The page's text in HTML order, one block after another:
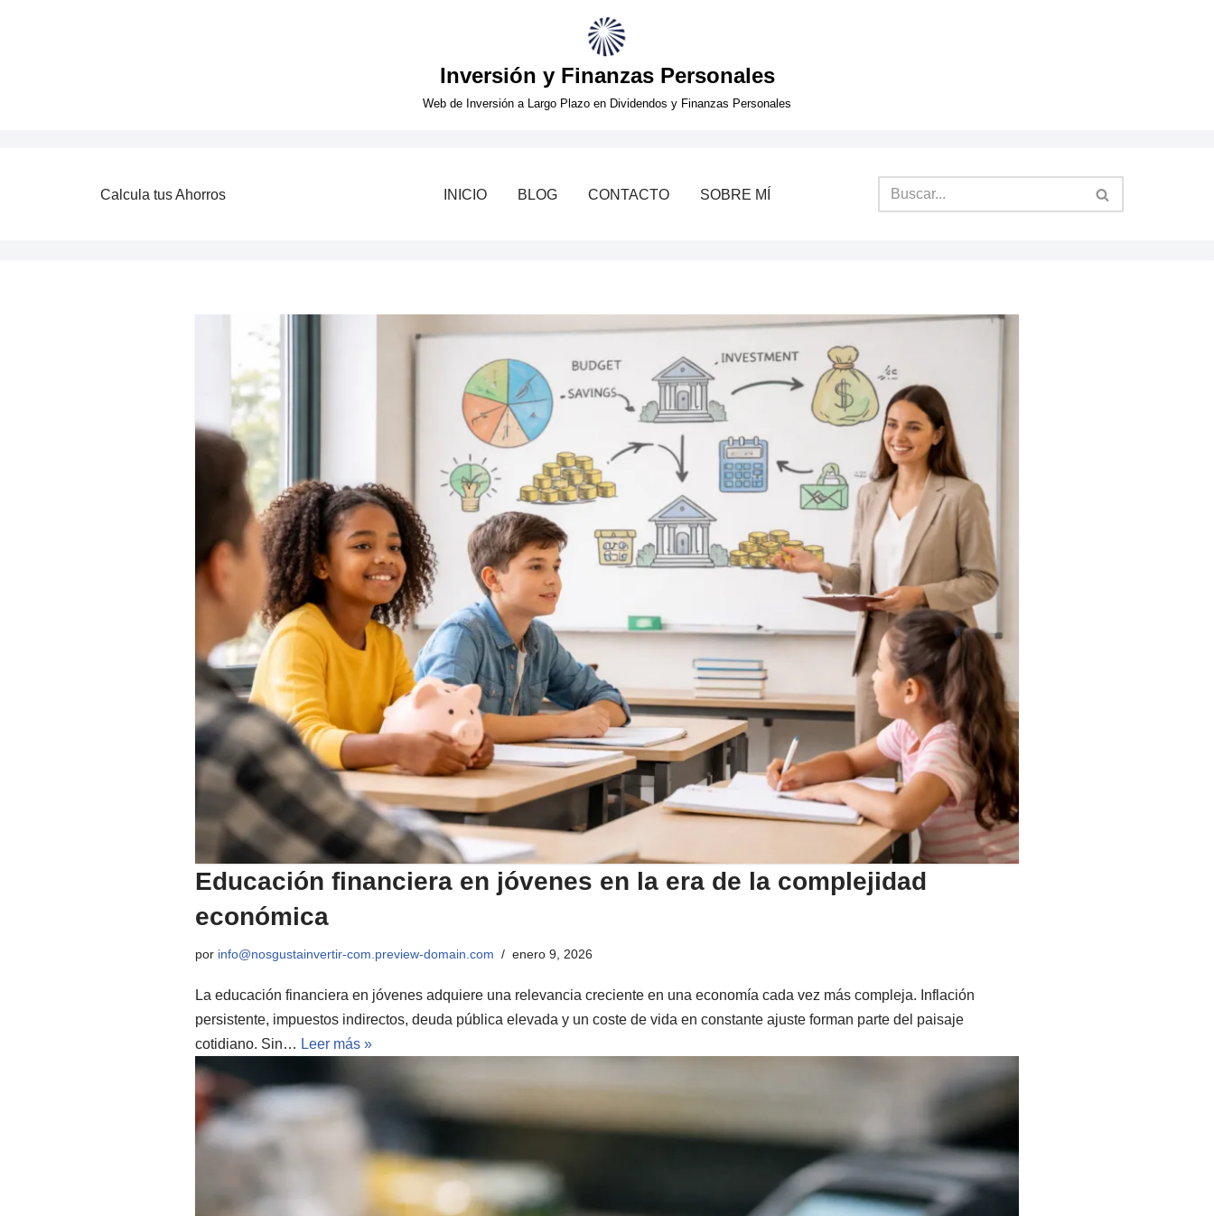
Inversión y Finanzas Personales
Web de Inversión a Largo Plazo en Dividendos y Finanzas Personales
Calcula tus Ahorros INICIO BLOG CONTACTO SOBRE MÍ
Educación financiera en jóvenes en la era de la complejidad
económica
por info@nosgustainvertir-com.preview-domain.com enero 9, 2026
La educación financiera en jóvenes adquiere una relevancia creciente en una economía cada vez más compleja. Inflación
persistente, impuestos indirectos, deuda pública elevada y un coste de vida en constante ajuste forman parte del paisaje
cotidiano. Sin… Leer más »